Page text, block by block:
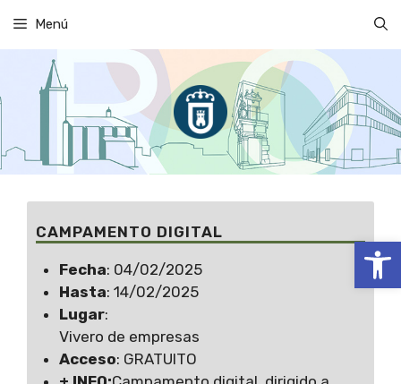
Abrir
contenido
Menú
CAMPAMENTO DIGITAL
Fecha: 04/02/2025
Hasta: 14/02/2025
Lugar:
Vivero de empresas
Acceso: GRATUITO